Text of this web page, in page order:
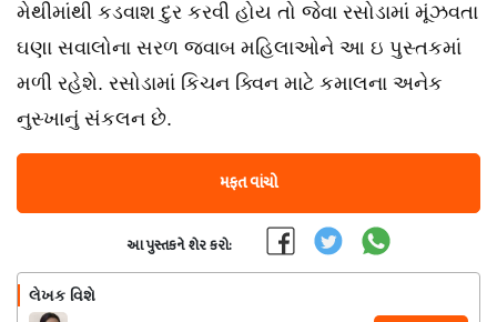
મેથીમાંથી કડવાશ દુર કરવી હોય તો જેવા રસોડામાં મૂંઝવતા
ઘણા સવાલોના સરળ જવાબ મહિલાઓને આ ઇ પુસ્તકમાં
મળી રહેશે. રસોડામાં કિચન ક્વિન માટે કમાલના અનેક
નુસ્ખાનું સંકલન છે.
મફત વાંચો
આ પુસ્તકને શેર કરો:
લેખક વિશે